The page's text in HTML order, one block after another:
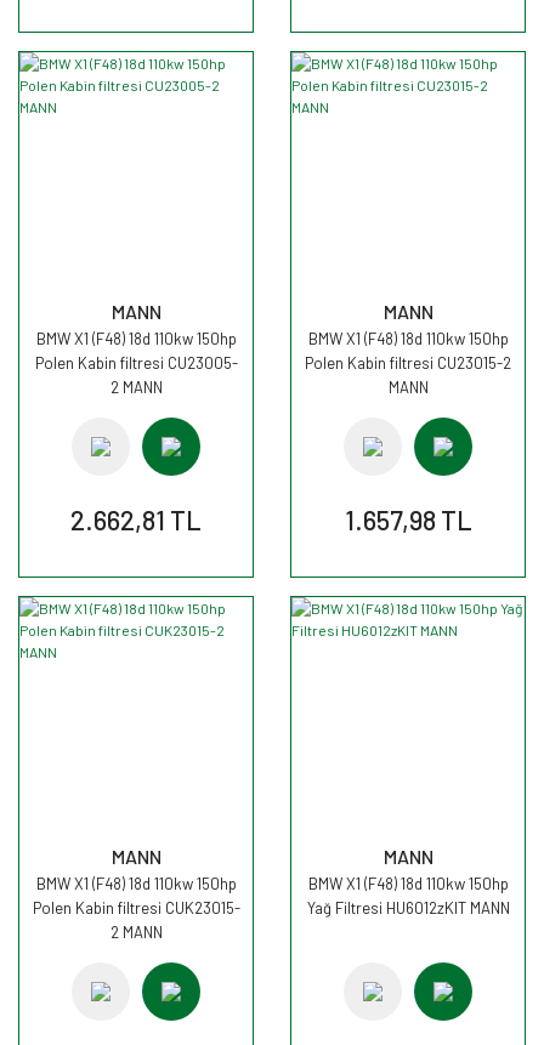
MANN
BMW X1 (F48) 18d 110kw 150hp
Polen Kabin filtresi CU23005-
2 MANN
2.662,81 TL
MANN
BMW X1 (F48) 18d 110kw 150hp
Polen Kabin filtresi CU23015-2
MANN
1.657,98 TL
MANN
BMW X1 (F48) 18d 110kw 150hp
Polen Kabin filtresi CUK23015-
2 MANN
MANN
BMW X1 (F48) 18d 110kw 150hp
Yağ Filtresi HU6012zKIT MANN